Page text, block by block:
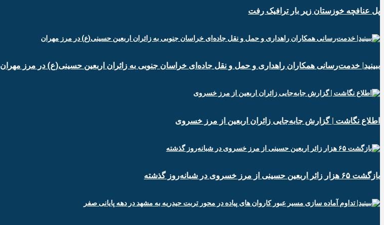
پل عنافچه خوزستان زیر بار ترافیک رفت
ببینید| خدمت‌رسانی همکاران راهداری و حمل و نقل جاده‌ای خراسان جنوبی به زائران اربعین حسینی(ع) در مرز مهران
️اطلاع نگاشت | گزارش جابه‌جایی زائران اربعین از مرز خسروی
️بازگشت ۶۵ هزار زائر اربعین حسینی از مرز خسروی در شبانه‌روز گذشته